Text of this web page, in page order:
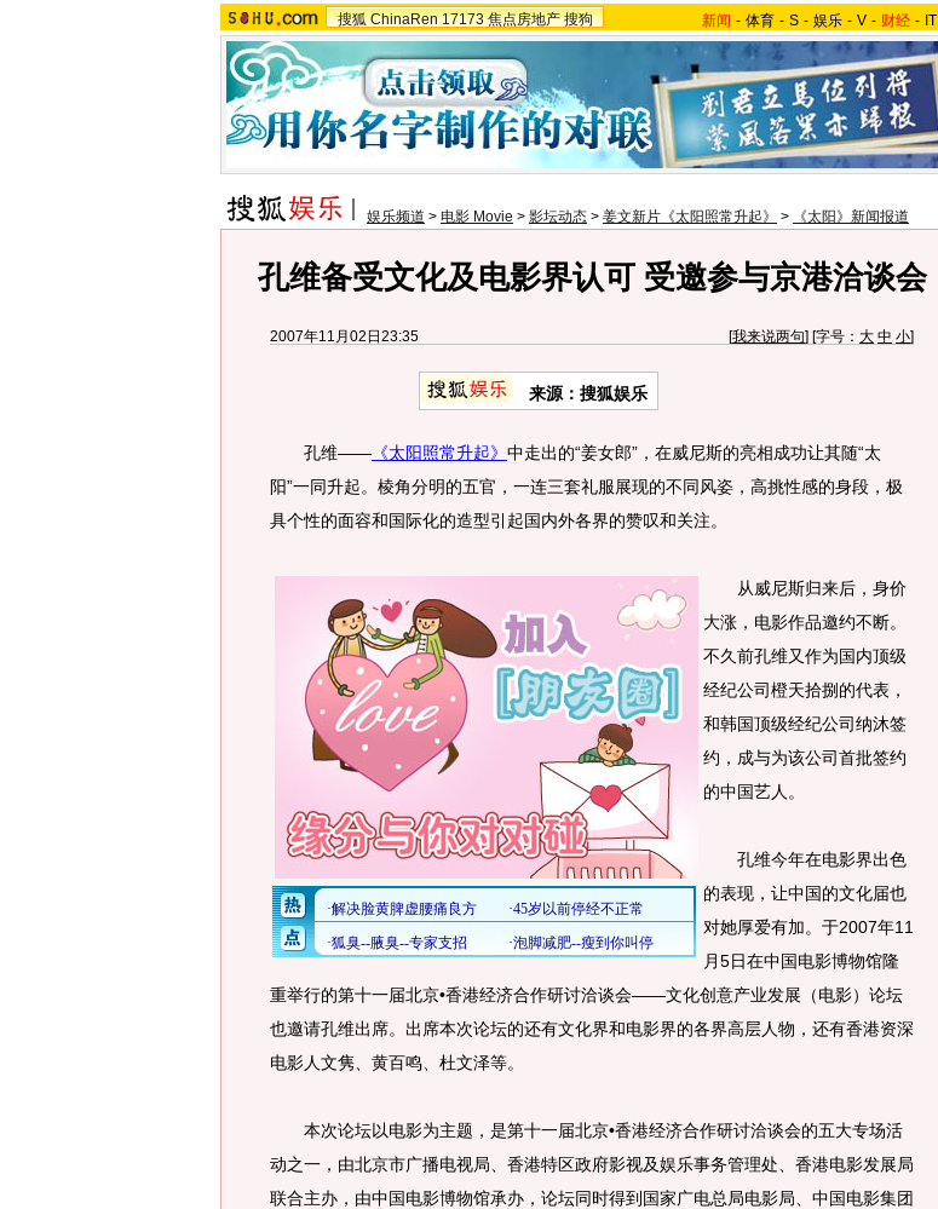
搜狐 ChinaRen 17173 焦点房地产 搜狗 新闻 - 体育 - S - 娱乐 - V - 财经 - IT
娱乐频道 > 电影 Movie > 影坛动态 > 姜文新片《太阳照常升起》 > 《太阳》新闻报道
孔维备受文化及电影界认可 受邀参与京港洽谈会
2007年11月02日23:35 [我来说两句] [字号： 大 中 小]
来源：搜狐娱乐
孔维—— 《太阳照常升起》 中走出的“姜女郎”，在威尼斯的亮相成功让其随“太
阳”一同升起。棱角分明的五官，一连三套礼服展现的不同风姿，高挑性感的身段，极
具个性的面容和国际化的造型引起国内外各界的赞叹和关注。
从威尼斯归来后，身价
大涨，电影作品邀约不断。
不久前孔维又作为国内顶级
经纪公司橙天拾捌的代表，
和韩国顶级经纪公司纳沐签
约，成与为该公司首批签约
的中国艺人。
孔维今年在电影界出色
的表现，让中国的文化届也
对她厚爱有加。于2007年11
月5日在中国电影博物馆隆
重举行的第十一届北京•香港经济合作研讨洽谈会——文化创意产业发展（电影）论坛
也邀请孔维出席。出席本次论坛的还有文化界和电影界的各界高层人物，还有香港资深
电影人文隽、黄百鸣、杜文泽等。
本次论坛以电影为主题，是第十一届北京•香港经济合作研讨洽谈会的五大专场活
动之一，由北京市广播电视局、香港特区政府影视及娱乐事务管理处、香港电影发展局
联合主办，由中国电影博物馆承办，论坛同时得到国家广电总局电影局、中国电影集团